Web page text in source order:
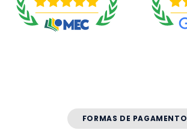
FORMAS DE PAGAMENTO